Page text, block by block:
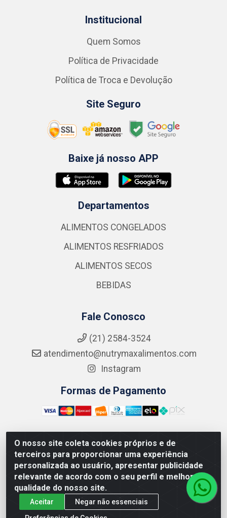
O nosso site coleta cookies próprios e de
terceiros para proporcionar uma experiência
personalizada ao usuário, apresentar publicidade
relevante de acordo com o seu perfil e melhorar a
qualidade do nosso site.
Aceitar
Negar não essenciais
Institucional
Quem Somos
Política de Privacidade
Política de Troca e Devolução
Site Seguro
Baixe já nosso APP
Departamentos
ALIMENTOS CONGELADOS
ALIMENTOS RESFRIADOS
ALIMENTOS SECOS
BEBIDAS
Fale Conosco
(21) 2584-3524
atendimento@nutrymaxalimentos.com
Instagram
Formas de Pagamento
NUTRY MAX COMÉRCIO DE PRODUTOS ALIMENTICIOS
LTDA - RUA DO FEIJÃO, 721 PENHA CIRCULAR/RJ -
CNPJ: 15.796.122/0001-03